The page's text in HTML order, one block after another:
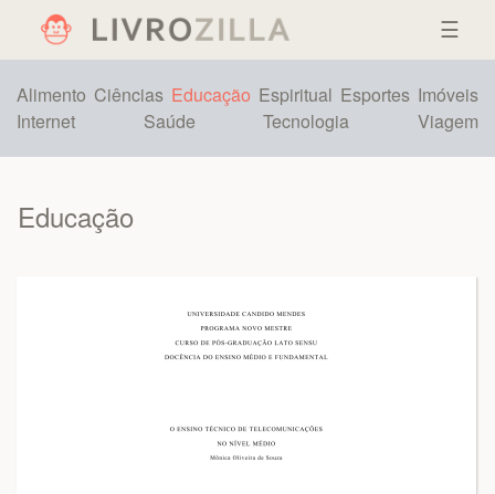
☰
Alimento Ciências Educação Espiritual Esportes Imóveis
Internet
Saúde Tecnologia Viagem
Educação